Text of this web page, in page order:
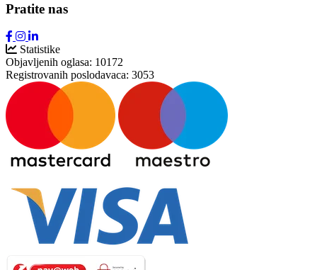
Pratite nas
Statistike
Objavljenih oglasa: 10172
Registrovanih poslodavaca: 3053